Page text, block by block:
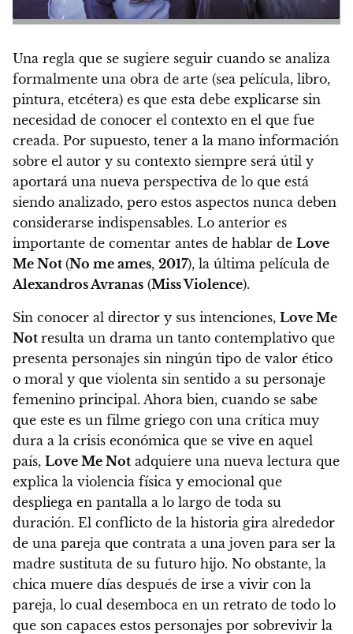
Una regla que se sugiere seguir cuando se analiza
formalmente una obra de arte (sea película, libro,
pintura, etcétera) es que esta debe explicarse sin
necesidad de conocer el contexto en el que fue
creada. Por supuesto, tener a la mano información
sobre el autor y su contexto siempre será útil y
aportará una nueva perspectiva de lo que está
siendo analizado, pero estos aspectos nunca deben
considerarse indispensables. Lo anterior es
importante de comentar antes de hablar de Love
Me Not (No me ames, 2017), la última película de
Alexandros Avranas (Miss Violence).
Sin conocer al director y sus intenciones, Love Me
Not resulta un drama un tanto contemplativo que
presenta personajes sin ningún tipo de valor ético
o moral y que violenta sin sentido a su personaje
femenino principal. Ahora bien, cuando se sabe
que este es un filme griego con una crítica muy
dura a la crisis económica que se vive en aquel
país, Love Me Not adquiere una nueva lectura que
explica la violencia física y emocional que
despliega en pantalla a lo largo de toda su
duración. El conflicto de la historia gira alrededor
de una pareja que contrata a una joven para ser la
madre sustituta de su futuro hijo. No obstante, la
chica muere días después de irse a vivir con la
pareja, lo cual desemboca en un retrato de todo lo
que son capaces estos personajes por sobrevivir la